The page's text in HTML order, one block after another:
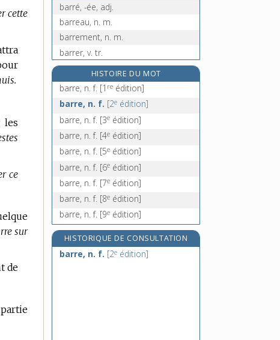
cette
ce
sur
de
barré, -ée, adj.
barreau, n. m.
barrement, n. m.
barrer, v. tr.
barrette [I], n. f.
barrette [II], n. f.
barreur, n. m.
HISTOIRE DU MOT
barre, n. f. [1 re édition]
barre, n. f. [2e édition]
barre, n. f. [3e édition]
barre, n. f. [4e édition]
barre, n. f. [5e édition]
barre, n. f. [6e édition]
barre, n. f. [7e édition]
barre, n. f. [8e édition]
barre, n. f. [9e édition]
HISTORIQUE DE CONSULTATION
barre, n. f. [2e édition]